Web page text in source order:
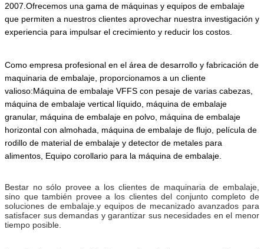
2007.Ofrecemos una gama de máquinas y equipos de embalaje
que permiten a nuestros clientes aprovechar nuestra investigación y
experiencia para impulsar el crecimiento y reducir los costos.
Como empresa profesional en el área de desarrollo y fabricación de
maquinaria de embalaje, proporcionamos a un cliente
valioso:Máquina de embalaje VFFS con pesaje de varias cabezas,
máquina de embalaje vertical líquido, máquina de embalaje
granular, máquina de embalaje en polvo, máquina de embalaje
horizontal con almohada, máquina de embalaje de flujo, película de
rodillo de material de embalaje y detector de metales para
alimentos, Equipo corollario para la máquina de embalaje.
Bestar no sólo provee a los clientes de maquinaria de embalaje,
sino que también provee a los clientes del conjunto completo de
soluciones de embalaje.y equipos de mecanizado avanzados para
satisfacer sus demandas y garantizar sus necesidades en el menor
tiempo posible.